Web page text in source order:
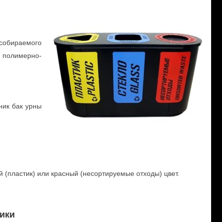
бак урны
или красный (несортируемые отходы) цвет.